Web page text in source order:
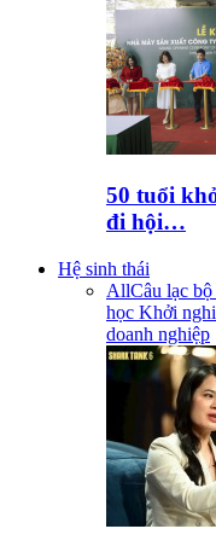
50 tuổi
đi hội…
Hệ sinh thái
AllCâu lạc
học Khởi
doanh nghiệp